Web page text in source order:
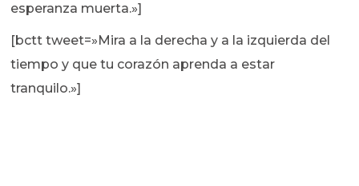
esperanza muerta.»]
[bctt tweet=»Mira a la derecha y a la izquierda del
tiempo y que tu corazón aprenda a estar
tranquilo.»]